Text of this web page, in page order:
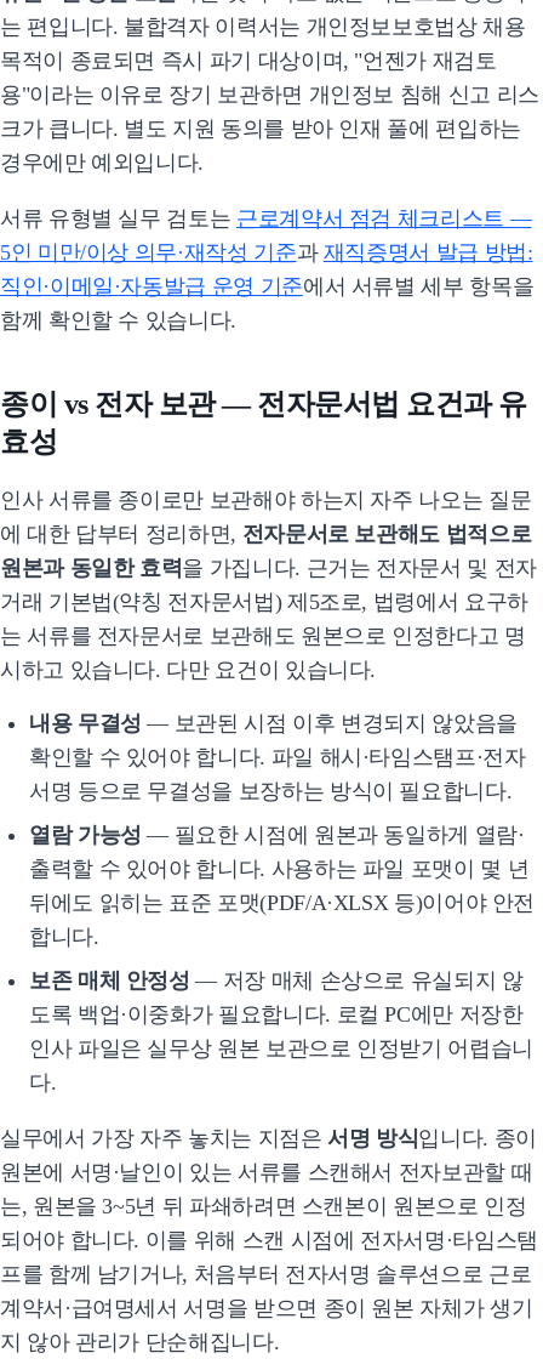
는 편입니다. 불합격자 이력서는 개인정보보호법상 채용
목적이 종료되면 즉시 파기 대상이며, "언젠가 재검토
용"이라는 이유로 장기 보관하면 개인정보 침해 신고 리스
크가 큽니다. 별도 지원 동의를 받아 인재 풀에 편입하는
경우에만 예외입니다.
서류 유형별 실무 검토는 근로계약서 점검 체크리스트 —
5인 미만/이상 의무·재작성 기준과 재직증명서 발급 방법:
직인·이메일·자동발급 운영 기준에서 서류별 세부 항목을
함께 확인할 수 있습니다.
종이 vs 전자 보관 — 전자문서법 요건과 유
효성
인사 서류를 종이로만 보관해야 하는지 자주 나오는 질문
에 대한 답부터 정리하면, 전자문서로 보관해도 법적으로
원본과 동일한 효력 을 가집니다. 근거는 전자문서 및 전자
거래 기본법(약칭 전자문서법) 제5조로, 법령에서 요구하
는 서류를 전자문서로 보관해도 원본으로 인정한다고 명
시하고 있습니다. 다만 요건이 있습니다.
내용 무결성 — 보관된 시점 이후 변경되지 않았음을
확인할 수 있어야 합니다. 파일 해시·타임스탬프·전자
서명 등으로 무결성을 보장하는 방식이 필요합니다.
열람 가능성 — 필요한 시점에 원본과 동일하게 열람·
출력할 수 있어야 합니다. 사용하는 파일 포맷이 몇 년
뒤에도 읽히는 표준 포맷(PDF/A·XLSX 등)이어야 안전
합니다.
보존 매체 안정성 — 저장 매체 손상으로 유실되지 않
도록 백업·이중화가 필요합니다. 로컬 PC에만 저장한
인사 파일은 실무상 원본 보관으로 인정받기 어렵습니
다.
실무에서 가장 자주 놓치는 지점은서명 방식입니다. 종이
원본에 서명·날인이 있는 서류를 스캔해서 전자보관할 때
는, 원본을 3~5년 뒤 파쇄하려면 스캔본이 원본으로 인정
되어야 합니다. 이를 위해 스캔 시점에 전자서명·타임스탬
프를 함께 남기거나, 처음부터 전자서명 솔루션으로 근로
계약서·급여명세서 서명을 받으면 종이 원본 자체가 생기
지 않아 관리가 단순해집니다.